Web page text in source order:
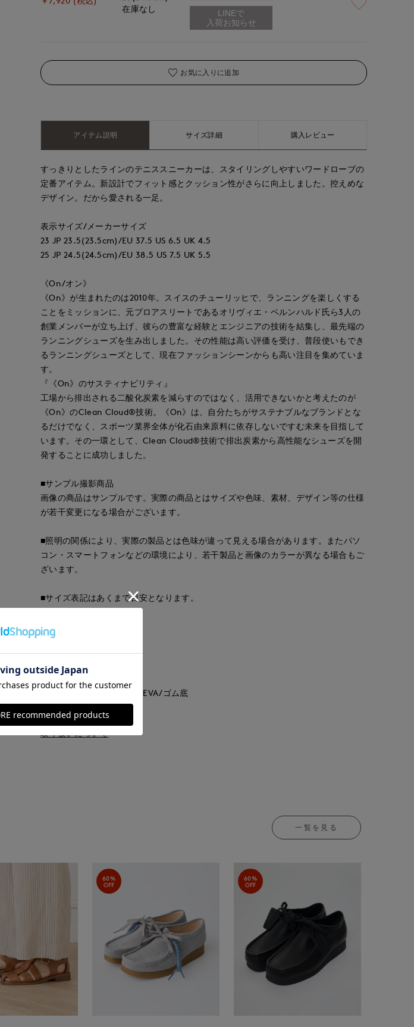
在庫なし
お気に入りに追加
アイテム説明 サイズ詳細 購入レビュー
すっきりとしたラインのテニススニーカーは、スタイリングしやすいワードローブの
定番アイテム。新設計でフィット感とクッション性がさらに向上しました。控えめな
デザイン。だから愛される一足。
表示サイズ/メーカーサイズ
23 JP 23.5(23.5cm)/EU 37.5 US 6.5 UK 4.5
25 JP 24.5(24.5cm)/EU 38.5 US 7.5 UK 5.5
《On/オン》
《On》が生まれたのは2010年。スイスのチューリッヒで、ランニングを楽しくする
ことをミッションに、元プロアスリートであるオリヴィエ・ベルンハルド氏ら3人の
創業メンバーが立ち上げ、彼らの豊富な経験とエンジニアの技術を結集し、最先端の
ランニングシューズを生み出しました。その性能は高い評価を受け、普段使いもでき
るランニングシューズとして、現在ファッションシーンからも高い注目を集めていま
す。
『《On》のサスティナビリティ』
工場から排出される二酸化炭素を減らすのではなく、活用できないかと考えたのが
《On》のClean Cloud®技術。《On》は、自分たちがサステナブルなブランドとな
るだけでなく、スポーツ業界全体が化石由来原料に依存しないですむ未来を目指して
います。その一環として、Clean Cloud®技術で排出炭素から高性能なシューズを開
発することに成功しました。
■サンプル撮影商品
画像の商品はサンプルです。実際の商品とはサイズや色味、素材、デザイン等の仕様
が若干変更になる場合がございます。
■照明の関係により、実際の製品とは色味が違って見える場合があります。またパソ
コン・スマートフォンなどの環境により、若干製品と画像のカラーが異なる場合もご
ざいます。
■サイズ表記はあくまで目安となります。
50204007
■クオリティ
アッパー:合成繊維 ソール:EVA/ゴム底
■取扱い方法
取り扱いについて
一覧を見る
60%
OFF
60%
OFF